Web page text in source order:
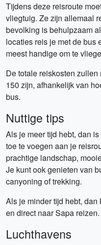
Tijdens deze reisroute
vliegtuig. Ze zijn allemaal
bevolking is behulpzaam
locaties reis je met de bus
meest handige om te
De totale reiskosten
150 zijn, afhankelijk van
bus.
Nuttige tips
Als je meer tijd hebt, dan
toe te voegen aan je
prachtige landschap,
Je kunt ook genieten van
canyoning of trekking.
Als je minder tijd hebt,
en direct naar Sapa reizen.
Luchthavens